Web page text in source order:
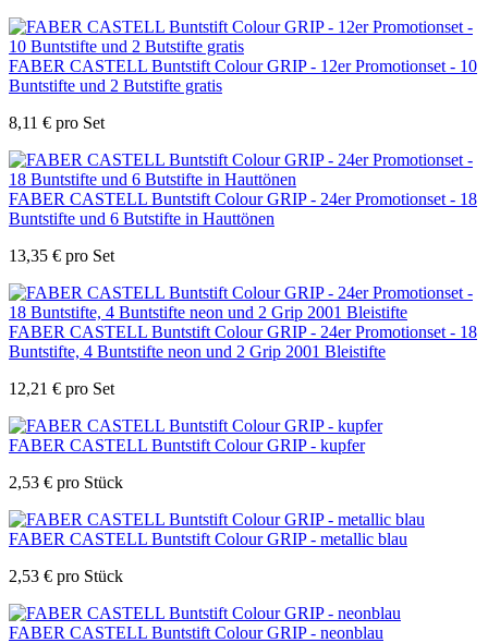
FABER CASTELL Buntstift Colour GRIP - 12er Promotionset - 10
Buntstifte und 2 Butstifte gratis
8,11 € pro Set
FABER CASTELL Buntstift Colour GRIP - 24er Promotionset - 18
Buntstifte und 6 Butstifte in Hauttönen
13,35 € pro Set
FABER CASTELL Buntstift Colour GRIP - 24er Promotionset - 18
Buntstifte, 4 Buntstifte neon und 2 Grip 2001 Bleistifte
12,21 € pro Set
FABER CASTELL Buntstift Colour GRIP - kupfer
2,53 € pro Stück
FABER CASTELL Buntstift Colour GRIP - metallic blau
2,53 € pro Stück
FABER CASTELL Buntstift Colour GRIP - neonblau